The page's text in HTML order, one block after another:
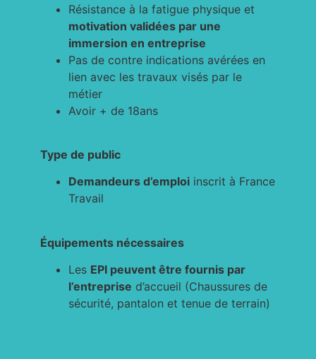
Résistance à la fatigue physique et
motivation validées par une
immersion en entreprise
Pas de contre indications avérées en
lien avec les travaux visés par le
métier
Avoir + de 18ans
Type de public
Demandeurs d’emploi inscrit à France
Travail
Équipements nécessaires
Les EPI peuvent être fournis par
l’entreprise d’accueil (Chaussures de
sécurité, pantalon et tenue de terrain)